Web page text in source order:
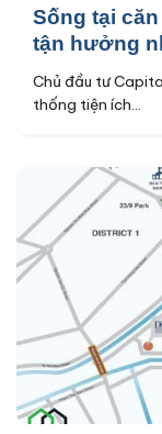
Sống tại
tận hưởng
Chủ đầu tư
thống tiện ích...